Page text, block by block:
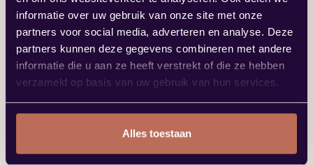
informatie over uw gebruik van onze site met onze
partners voor social media, adverteren en analyse. Deze
partners kunnen deze gegevens combineren met andere
informatie die u aan ze heeft verstrekt of die ze hebben
verzameld op basis van uw gebruik van hun services.
Alles toestaan
19 MEI 2025
Welke maat dekbedovertrek heb
ik nodig?